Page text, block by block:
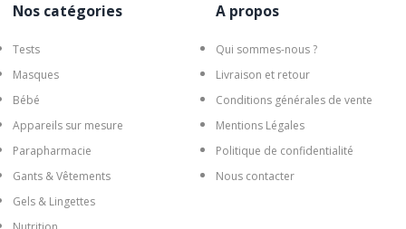
Nos catégories
Tests
Masques
Bébé
Appareils sur mesure
Parapharmacie
Gants & Vêtements
Gels & Lingettes
A propos
Qui sommes-nous ?
Livraison et retour
Conditions générales de vente
Mentions Légales
Politique de confidentialité
Nous contacter